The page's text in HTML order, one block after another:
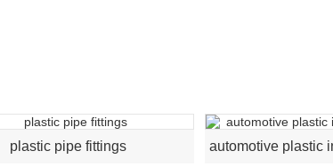
plastic pipe fittings